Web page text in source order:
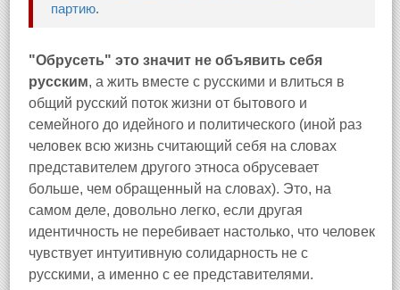
партию.
"Обрусеть" это значит не объявить себя
русским, а жить вместе с русскими и влиться в
общий русский поток жизни от бытового и
семейного до идейного и политического (иной раз
человек всю жизнь считающий себя на словах
представителем другого этноса обрусевает
больше, чем обращенный на словах). Это, на
самом деле, довольно легко, если другая
идентичность не перебивает настолько, что человек
чувствует интуитивную солидарность не с
русскими, а именно с ее представителями.